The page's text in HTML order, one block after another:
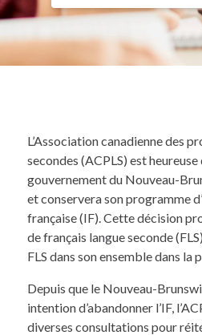
L’Association canadienne des
secondes (ACPLS) est heureuse
gouvernement du Nouveau-
et conservera son programme
française (IF). Cette décision
de français langue seconde
FLS dans son ensemble dans la
Depuis que le Nouveau-
intention d’abandonner l’IF,
diverses consultations pour